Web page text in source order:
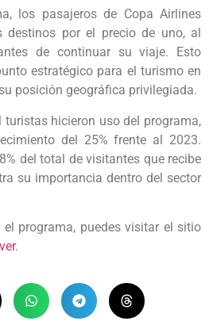
los pasajeros de Copa Airlines
destinos por el precio de uno, al
de continuar su viaje. Esto
estratégico para el turismo en
posición geográfica privilegiada.
turistas hicieron uso del programa,
del 25% frente al 2023.
del total de visitantes que recibe
su importancia dentro del sector
programa, puedes visitar el sitio
.